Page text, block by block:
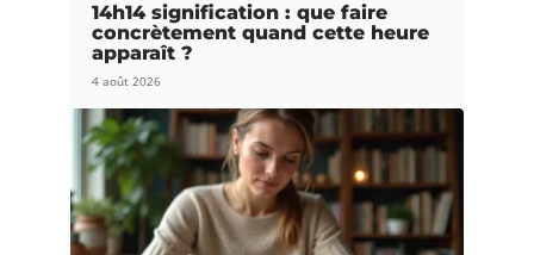
14h14 signification : que faire
concrètement quand cette heure
apparaît ?
4 août 2026